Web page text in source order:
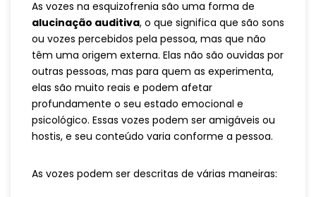
As vozes na esquizofrenia são uma forma de
alucinação auditiva, o que significa que são sons
ou vozes percebidos pela pessoa, mas que não
têm uma origem externa. Elas não são ouvidas por
outras pessoas, mas para quem as experimenta,
elas são muito reais e podem afetar
profundamente o seu estado emocional e
psicológico. Essas vozes podem ser amigáveis ou
hostis, e seu conteúdo varia conforme a pessoa.
As vozes podem ser descritas de várias maneiras: